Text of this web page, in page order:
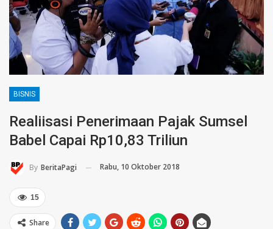
BISNIS
Realiisasi Penerimaan Pajak Sumsel
Babel Capai Rp10,83 Triliun
By BeritaPagi Rabu, 10 Oktober 2018
15
Share